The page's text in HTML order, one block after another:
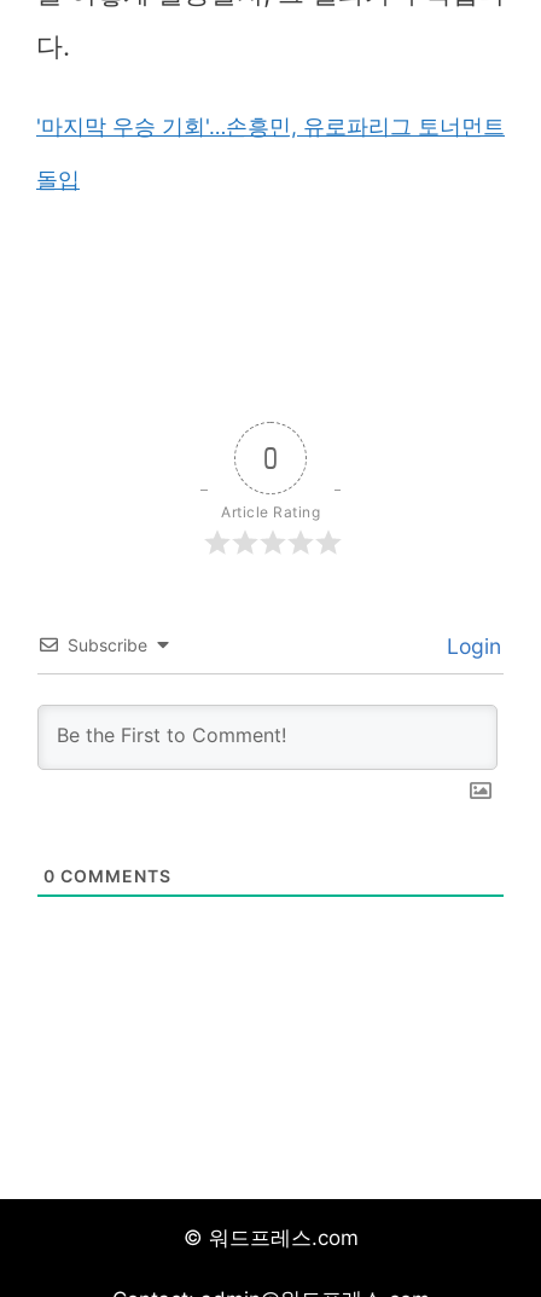
다.
'마지막 우승 기회'…손흥민, 유로파리그 토너먼트
돌입
0
Article Rating
Subscribe Login
0 COMMENTS
© 워드프레스.com